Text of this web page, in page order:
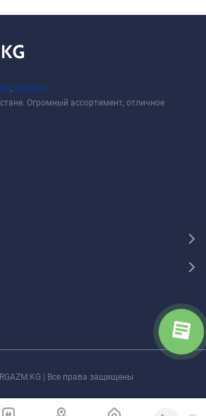
sexshop
Огромный ассортимент, отличное
| Все права защищены